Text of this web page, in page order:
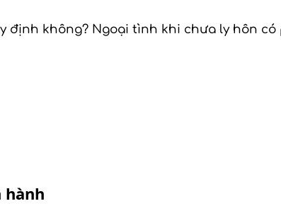
không? Ngoại tình khi chưa ly hôn
hành